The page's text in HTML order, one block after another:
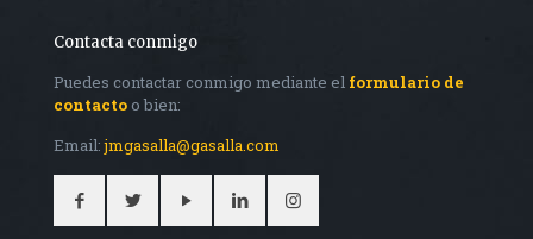
Contacta conmigo
Puedes contactar conmigo mediante el formulario de
contacto o bien:
Email:jmgasalla@gasalla.com